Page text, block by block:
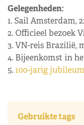
Gelegenheden:
1. Sail Amsterdam,
2. Officieel bezoek
3. VN-reis Brazilië,
4. Bijeenkomst in
5.100-jarig
Gebruikte tags